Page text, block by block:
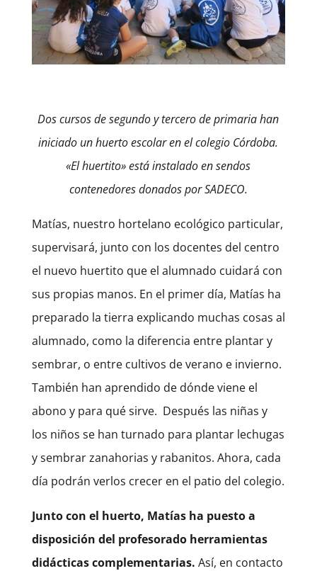
Dos cursos de segundo y tercero de primaria han
iniciado un huerto escolar en el colegio Córdoba.
«Elhuertito» está instalado en sendos
contenedores donados por SADECO.
Matías, nuestro hortelano ecológico particular,
supervisará, junto con los docentes del centro
el nuevo huertito que el alumnado cuidará con
sus propias manos. En el primer día, Matías ha
preparado la tierra explicando muchas cosas al
alumnado, como la diferencia entre plantar y
sembrar, o entre cultivos de verano e invierno.
También han aprendido de dónde viene el
abono y para qué sirve. Después las niñas y
los niños se han turnado para plantar lechugas
y sembrar zanahorias y rabanitos. Ahora, cada
día podrán verlos crecer en el patio del colegio.
Junto con el huerto, Matías ha puesto a
disposición del profesorado herramientas
didácticas complementarias. Así, en contacto